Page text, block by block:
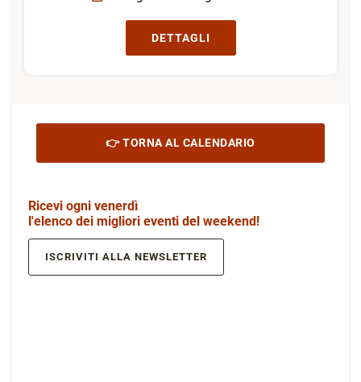
DETTAGLI
👉 TORNA AL CALENDARIO
Ricevi ogni venerdì
l'elenco dei migliori eventi del weekend!
ISCRIVITI ALLA NEWSLETTER